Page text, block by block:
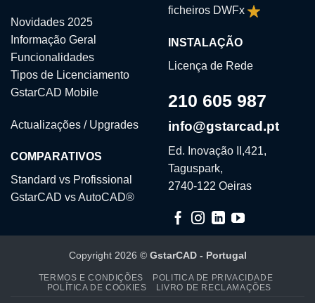
Novidades 2025
Informação Geral
Funcionalidades
Tipos de Licenciamento
GstarCAD Mobile
Actualizações / Upgrades
COMPARATIVOS
Standard vs Profissional
GstarCAD vs AutoCAD®
ficheiros DWFx
INSTALAÇÃO
Licença de Rede
210 605 987
info@gstarcad.pt
Ed. Inovação II,421,
Taguspark,
2740-122 Oeiras
Copyright 2026 © GstarCAD - Portugal
TERMOS E CONDIÇÕES
POLITICA DE PRIVACIDADE
POLÍTICA DE COOKIES
LIVRO DE RECLAMAÇÕES